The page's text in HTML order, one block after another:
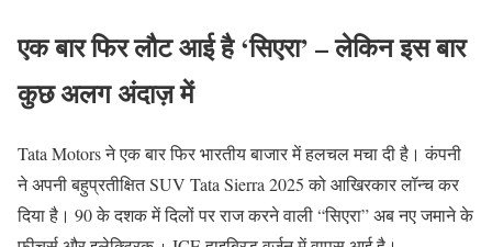
एक बार फिर लौट आई है ‘सिएरा’ – लेकिन इस बार
कुछ अलग अंदाज़ में
Tata Motors ने एक बार फिर भारतीय बाजार में हलचल मचा दी है। कंपनी
ने अपनी बहुप्रतीक्षित SUV Tata Sierra 2025 को आखिरकार लॉन्च कर
दिया है। 90 के दशक में दिलों पर राज करने वाली “सिएरा” अब नए जमाने के